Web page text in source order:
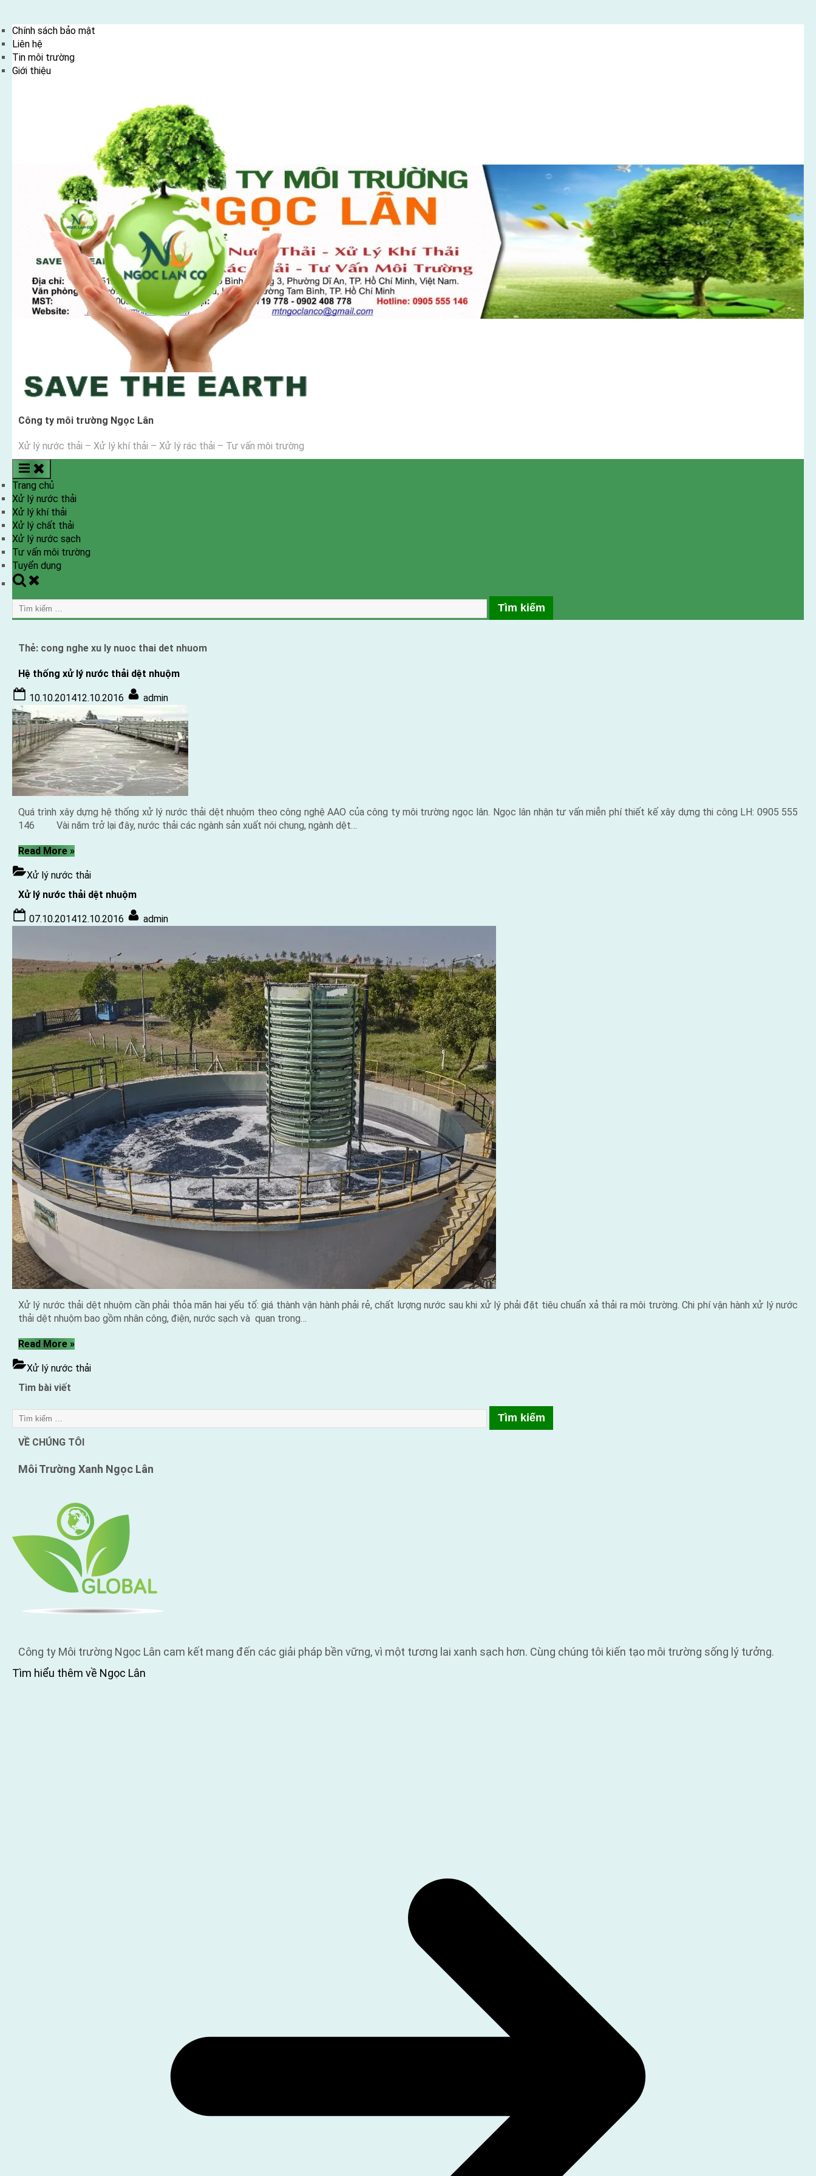
Skip
to
content
Chính sách bảo mật
Liên hệ
Tin môi trường
Giới thiệu
Công ty môi trường Ngọc Lân
Xử lý nước thải – Xử lý khí thải – Xử lý rác thải – Tư vấn môi trường
Trang chủ
Xử lý nước thải
Xử lý khí thải
Xử lý chất thải
Xử lý nước sạch
Tư vấn môi trường
Tuyển dụng
Toggle
form
Tìm
kiếm
cho:
Thẻ: cong nghe xu ly nuoc thai det nhuom
Hệ thống xử lý nước thải dệt nhuộm
Posted
on
10.10.201412.10.2016 By
admin
Quá trình xây dựng hệ thống xử lý nước thải dệt nhuộm theo công nghệ AAO của công ty môi trường ngọc lân. Ngọc lân nhận tư vấn miễn phí thiết kế xây dựng thi công LH: 0905 555
146 Vài năm trở lại đây, nước thải các ngành sản xuất nói chung, ngành dệt…
Read More“Hệ
xử
lý
thải
»
Xử lý nước thải
Xử lý nước thải dệt nhuộm
Posted
on
07.10.201412.10.2016 By
admin
Xử lý nước thải dệt nhuộm cần phải thỏa mãn hai yếu tố: giá thành vận hành phải rẻ, chất lượng nước sau khi xử lý phải đặt tiêu chuẩn xả thải ra môi trường. Chi phí vận hành xử lý nước
thải dệt nhuộm bao gồm nhân công, điện, nước sạch và quan trong…
Read More“Xử
nước
thải
nhuộm”
»
Xử lý nước thải
Tìm bài viết
VỀ CHÚNG TÔI
Môi Trường Xanh Ngọc Lân
Công ty Môi trường Ngọc Lân cam kết mang đến các giải pháp bền vững, vì một tương lai xanh sạch hơn. Cùng chúng tôi kiến tạo môi trường sống lý tưởng.
Tìm hiểu thêm về Ngọc Lân